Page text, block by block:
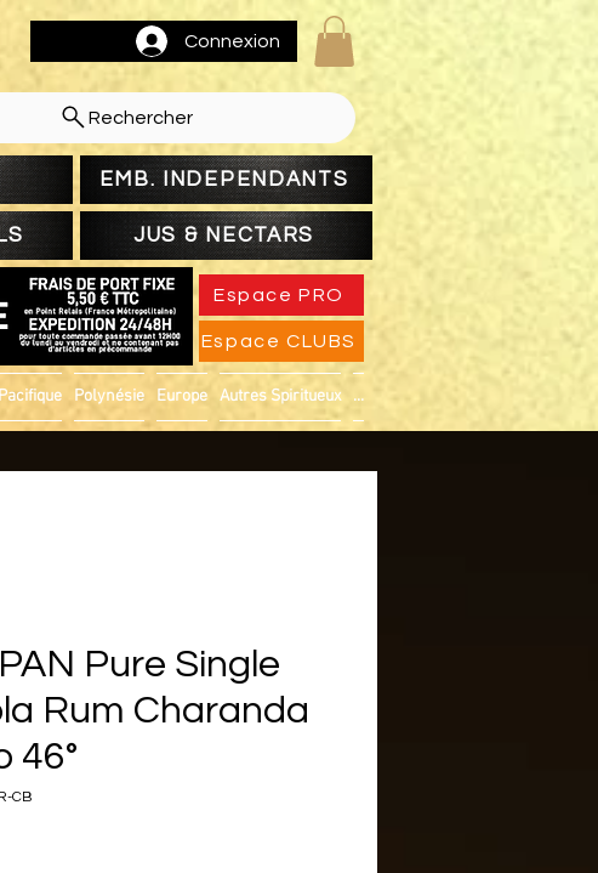
Connexion
Rechercher
EMB. INDEPENDANTS
JUS & NECTARS
Espace PRO
Espace CLUBS
Pacifique Polynésie Europe Autres Spiritueux ...
Pure Single
Rum Charanda
46°
CB